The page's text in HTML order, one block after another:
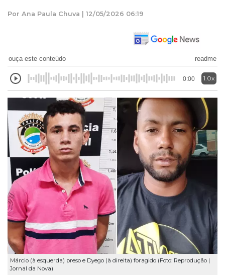
Por Ana Paula Chuva | 12/05/2026 06:19
ouça este conteúdo readme
0:00 1.0x
Márcio (à esquerda) preso e Dyego (à direita) foragido (Foto: Reprodução |
Jornal da Nova)